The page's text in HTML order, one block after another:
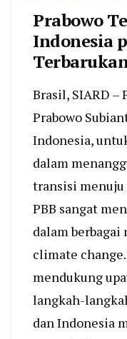
Prabowo
Indonesia
Brasil, SIARD –
Prabowo
Indonesia,
dalam
transisi menuju
PBB sangat
dalam berbagai
climate
mendukung
langkah-
dan Indonesia